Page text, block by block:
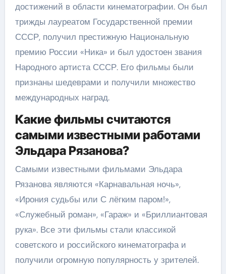
достижений в области кинематографии. Он был
трижды лауреатом Государственной премии
СССР, получил престижную Национальную
премию России «Ника» и был удостоен звания
Народного артиста СССР. Его фильмы были
признаны шедеврами и получили множество
международных наград.
Какие фильмы считаются
самыми известными работами
Эльдара Рязанова?
Самыми известными фильмами Эльдара
Рязанова являются «Карнавальная ночь»,
«Ирония судьбы или С лёгким паром!»,
«Служебный роман», «Гараж» и «Бриллиантовая
рука». Все эти фильмы стали классикой
советского и российского кинематографа и
получили огромную популярность у зрителей.